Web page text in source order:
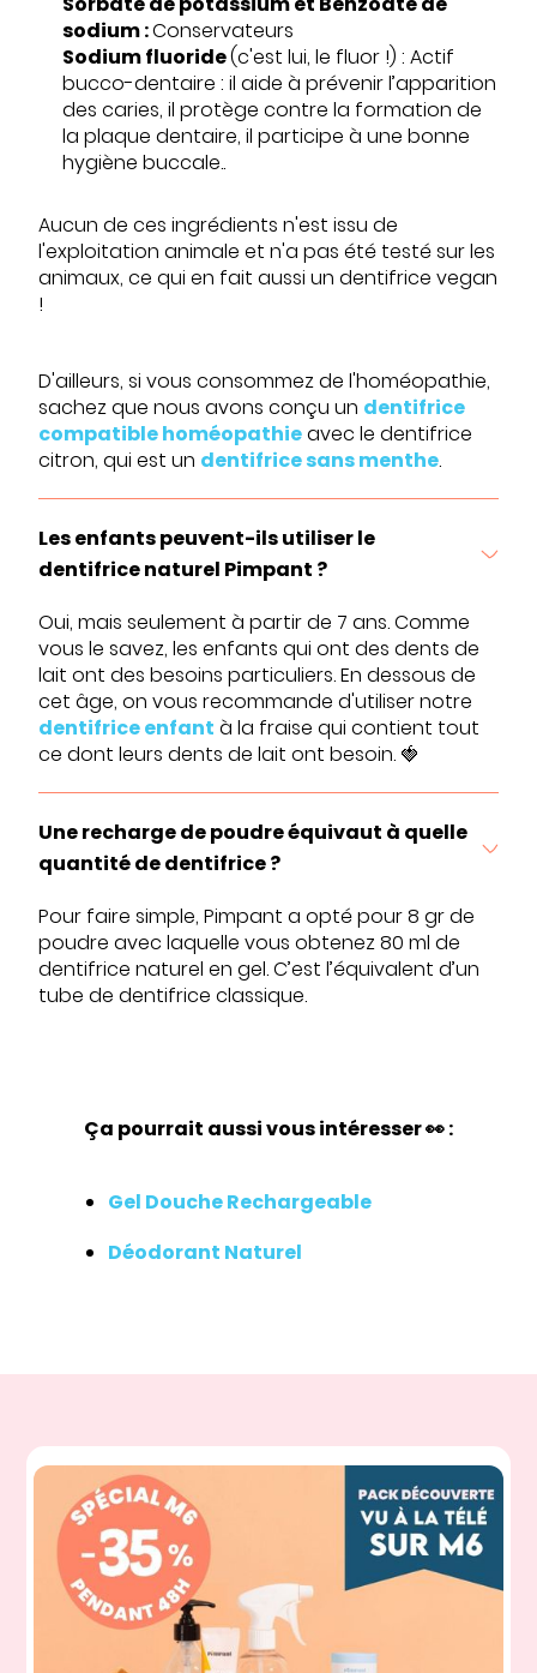
sodium :Conservateurs
Sodium fluoride(c'est lui, le fluor !) : Actif
bucco-dentaire : il aide à prévenir l’apparition
des caries, il protège contre la formation de
la plaque dentaire, il participe à une bonne
hygiène buccale..
Aucun de ces ingrédients n'est issu de
l'exploitation animale et n'a pas été testé sur les
animaux, ce qui en fait aussi un dentifrice vegan
!
D'ailleurs, si vous consommez de l'homéopathie,
sachez que nous avons conçu un dentifrice
compatible homéopathieavec le dentifrice
citron, qui est un dentifrice sans menthe.
Les enfants peuvent-ils utiliser le
dentifrice naturel Pimpant ?
Oui, mais seulement à partir de 7 ans. Comme
vous le savez, les enfants qui ont des dents de
lait ont des besoins particuliers. En dessous de
cet âge, on vous recommande d'utiliser notre
dentifrice enfant à la fraise qui contient tout
ce dont leurs dents de lait ont besoin. 🍓
Une recharge de poudre équivaut à quelle
quantité de dentifrice ?
Pour faire simple, Pimpant a opté pour 8 gr de
poudre avec laquelle vous obtenez 80 ml de
dentifrice naturel en gel. C’est l’équivalent d’un
tube de dentifrice classique.
Ça pourrait aussi vous intéresser 👀 :
Gel Douche Rechargeable
Déodorant Naturel